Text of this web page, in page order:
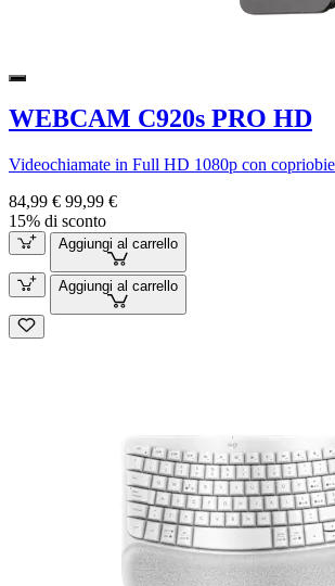
WEBCAM C920s PRO HD
Videochiamate in Full HD 1080p con
84,99 € 99,99 €
15% di sconto
Aggiungi al carrello
Aggiungi al carrello